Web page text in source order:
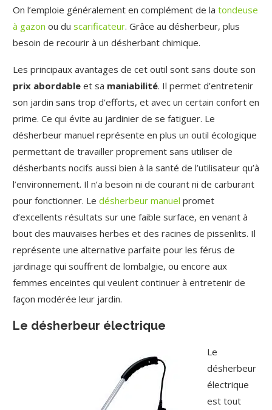
On l’emploie généralement en complément de la tondeuse
à gazon ou du scarificateur. Grâce au désherbeur, plus
besoin de recourir à un désherbant chimique.
Les principaux avantages de cet outil sont sans doute son
prix abordable et sa maniabilité. Il permet d’entretenir
son jardin sans trop d’efforts, et avec un certain confort en
prime. Ce qui évite au jardinier de se fatiguer. Le
désherbeur manuel représente en plus un outil écologique
permettant de travailler proprement sans utiliser de
désherbants nocifs aussi bien à la santé de l’utilisateur qu’à
l’environnement. Il n’a besoin ni de courant ni de carburant
pour fonctionner. Le désherbeur manuel promet
d’excellents résultats sur une faible surface, en venant à
bout des mauvaises herbes et des racines de pissenlits. Il
représente une alternative parfaite pour les férus de
jardinage qui souffrent de lombalgie, ou encore aux
femmes enceintes qui veulent continuer à entretenir de
façon modérée leur jardin.
Le désherbeur électrique
Le
désherbeur
électrique
est tout